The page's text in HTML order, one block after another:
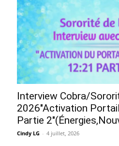
Interview Cobra/
2026″Activation
Partie
Cindy LG - 4 juillet, 2026